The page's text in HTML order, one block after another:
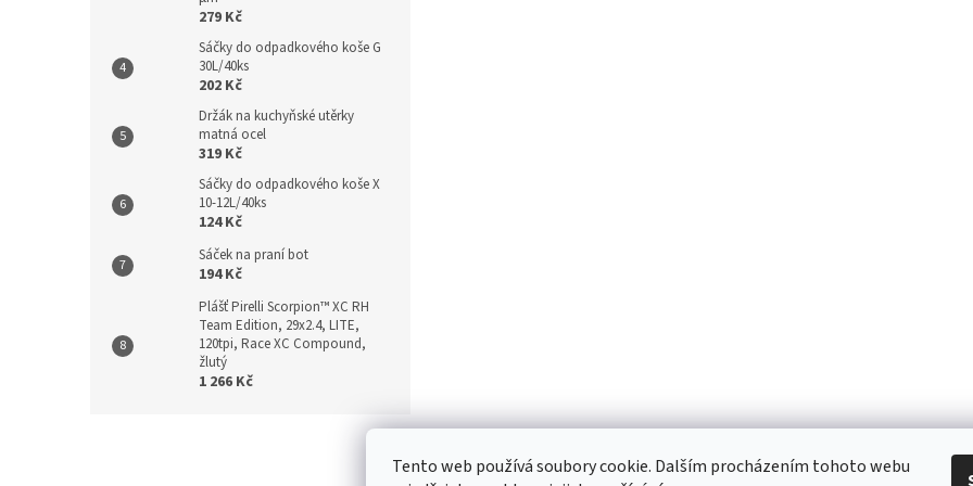
Tento web používá soubory cookie. Dalším procházením tohoto webu
279 Kč
Sáčky do odpadkového koše G
30L/40ks
202 Kč
Držák na kuchyňské utěrky
matná ocel
319 Kč
Sáčky do odpadkového koše X
10-12L/40ks
124 Kč
Sáček na praní bot
194 Kč
Plášť Pirelli Scorpion™ XC RH
Team Edition, 29x2.4, LITE,
120tpi, Race XC Compound,
žlutý
1 266 Kč
Kontakt / Obchodní podmínky / Ochrana osobních údajů / Reklamace / Výměna,